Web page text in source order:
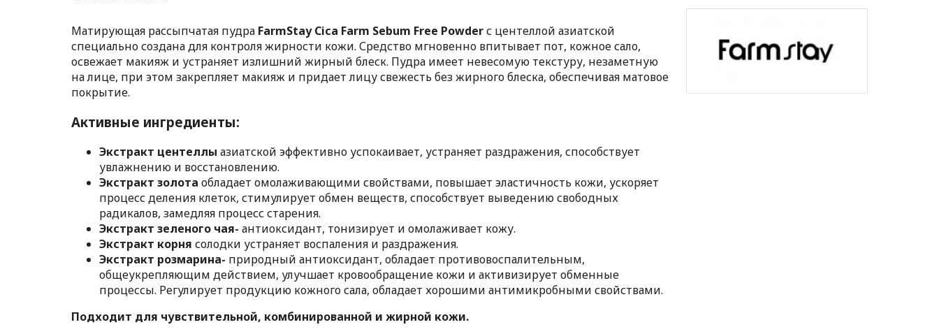
Матирующая рассыпчатая пудра FarmStay Cica Farm Sebum Free Powderс центеллой азиатской
специально создана для контроля жирности кожи. Средство мгновенно впитывает пот, кожное сало,
освежает макияж и устраняет излишний жирный блеск. Пудра имеет невесомую текстуру, незаметную
на лице, при этом закрепляет макияж и придает лицу свежесть без жирного блеска, обеспечивая матовое
покрытие.
Активные ингредиенты:
Экстракт центеллы азиатской эффективно успокаивает, устраняет раздражения, способствует
увлажнению и восстановлению.
Экстракт золота обладает омолаживающими свойствами, повышает эластичность кожи, ускоряет
процесс деления клеток, стимулирует обмен веществ, способствует выведению свободных
радикалов, замедляя процесс старения.
Экстракт зеленого чая- антиоксидант, тонизирует и омолаживает кожу.
Экстракт корня солодки устраняет воспаления и раздражения.
Экстракт розмарина- природный антиоксидант, обладает противовоспалительным,
общеукрепляющим действием, улучшает кровообращение кожи и активизирует обменные
процессы. Регулирует продукцию кожного сала, обладает хорошими антимикробными свойствами.
Подходит для чувствительной, комбинированной и жирной кожи.